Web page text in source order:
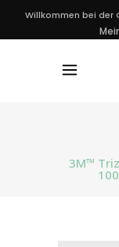
Willkommen bei der
3M™